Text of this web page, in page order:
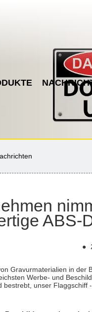
ABS-
●
Gravurmaterialien in
Werbe- und
bestrebt, unser Flaggschiff